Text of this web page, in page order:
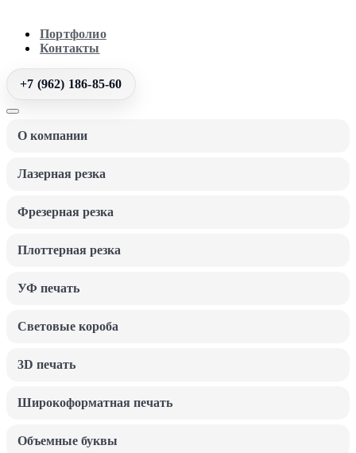
Портфолио
Контакты
+7 (962) 186-85-60
О компании
Лазерная резка
Фрезерная резка
Плоттерная резка
УФ печать
Световые короба
3D печать
Широкоформатная печать
Объемные буквы